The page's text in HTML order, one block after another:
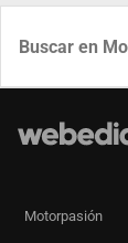
Motorpasión